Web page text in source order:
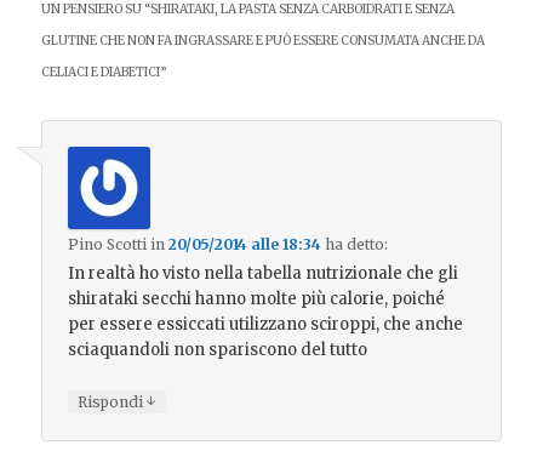
UN PENSIERO SU “SHIRATAKI, LA PASTA SENZA CARBOIDRATI E SENZA
GLUTINE CHE NON FA INGRASSARE E PUÒ ESSERE CONSUMATA ANCHE DA
CELIACI E DIABETICI”
Pino Scotti in20/05/2014 alle 18:34 ha detto:
In realtà ho visto nella tabella nutrizionale che gli
shirataki secchi hanno molte più calorie, poiché
per essere essiccati utilizzano sciroppi, che anche
sciaquandoli non spariscono del tutto
Rispondi↓